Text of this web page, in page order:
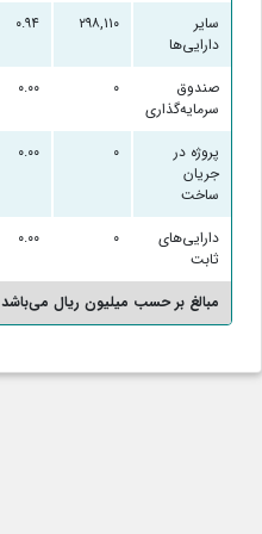
سایر
دارایی‌ها
۲۹۸,۱۱۰ ۰.۹۴
صندوق
سرمایه‌گذاری
۰ ۰.۰۰
پروژه در
جریان
ساخت
۰ ۰.۰۰
دارایی‌های
ثابت
۰ ۰.۰۰
مبالغ بر حسب میلیون ریال می‌باشد